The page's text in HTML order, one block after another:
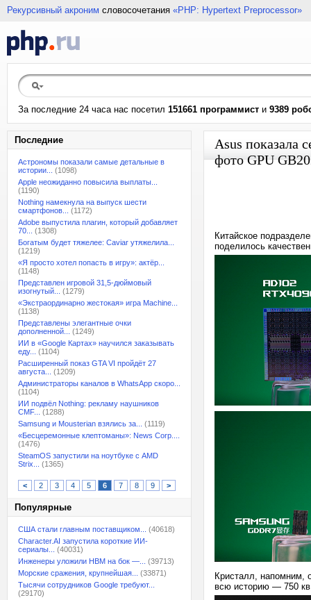
Рекурсивный акроним словосочетания «PHP: Hypertext Preprocessor»
За последние 24 часа нас посетил 151661 программист и 9389
Последние
Астрономы показали самые детальные в
истории...
(1098)
Apple неожиданно повысила выплаты...
(1190)
Nothing намекнула на выпуск шести
смартфонов...
(1172)
Adobe выпустила плагин, который добавляет
70...
(1308)
Богатым будет тяжелее: Caviar утяжелила...
(1219)
«Я просто хотел попасть в игру»: актёр...
(1148)
Представлен игровой 31,5-дюймовый
изогнутый...
(1279)
«Экстраординарно жестокая» игра Machine...
(1138)
Представлены элегантные очки
дополненной...
(1249)
ИИ в «Google Картах» научился заказывать
еду...
(1104)
Расширенный показ GTA VI пройдёт 27
августа...
(1209)
Администраторы каналов в WhatsApp скоро...
(1104)
ИИ подвёл Nothing: рекламу наушников
CMF...
(1288)
Samsung и Mousterian взялись за...
(1119)
«Бесцеремонные клептоманы»: News Corp....
(1476)
SteamOS запустили на ноутбуке с AMD
Strix...
(1365)
< 2 3 4 5 6 7 8 9 >
Популярные
США стали главным поставщиком...
(40618)
Character.AI запустила короткие ИИ-
сериалы...
(40031)
Инженеры уложили HBM на бок —...
(39713)
Морские сражения, крупнейшая...
(33871)
Тысячи сотрудников Google требуют...
(29170)
Asus показала
фото GPU
Китайское
поделилось
Кристалл, напомним,
всю историю — 750